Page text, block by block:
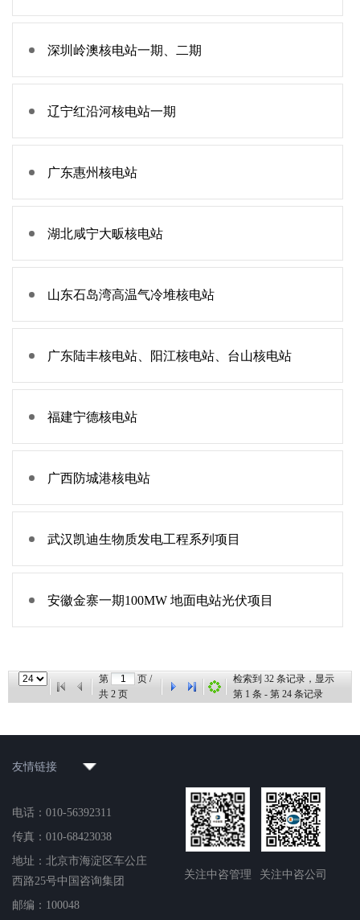
深圳岭澳核电站一期、二期
辽宁红沿河核电站一期
广东惠州核电站
湖北咸宁大畈核电站
山东石岛湾高温气冷堆核电站
广东陆丰核电站、阳江核电站、台山核电站
福建宁德核电站
广西防城港核电站
武汉凯迪生物质发电工程系列项目
安徽金寨一期100MW 地面电站光伏项目
第
页 /
共 2 页
检索到 32 条记录，显示
第 1 条 - 第 24 条记录
友情链接
电话：010-56392311
传真：010-68423038
地址：北京市海淀区车公庄
西路25号中国咨询集团
邮编：100048
关注中咨管理 关注中咨公司